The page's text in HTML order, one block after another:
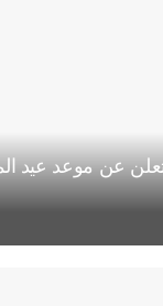
عن موعد عيد